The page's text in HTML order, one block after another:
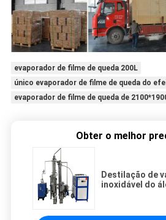
evaporador de filme de queda 200L
único evaporador de filme de queda do
evaporador de filme de queda de
Obter o melhor
Destilação de
inoxidável do